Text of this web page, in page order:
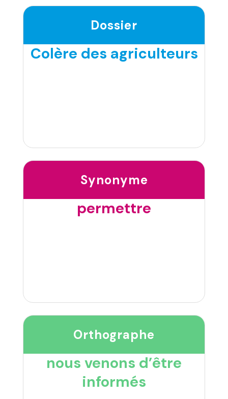
Dossier
Colère des agriculteurs
Synonyme
permettre
Orthographe
nous venons d’être
informés